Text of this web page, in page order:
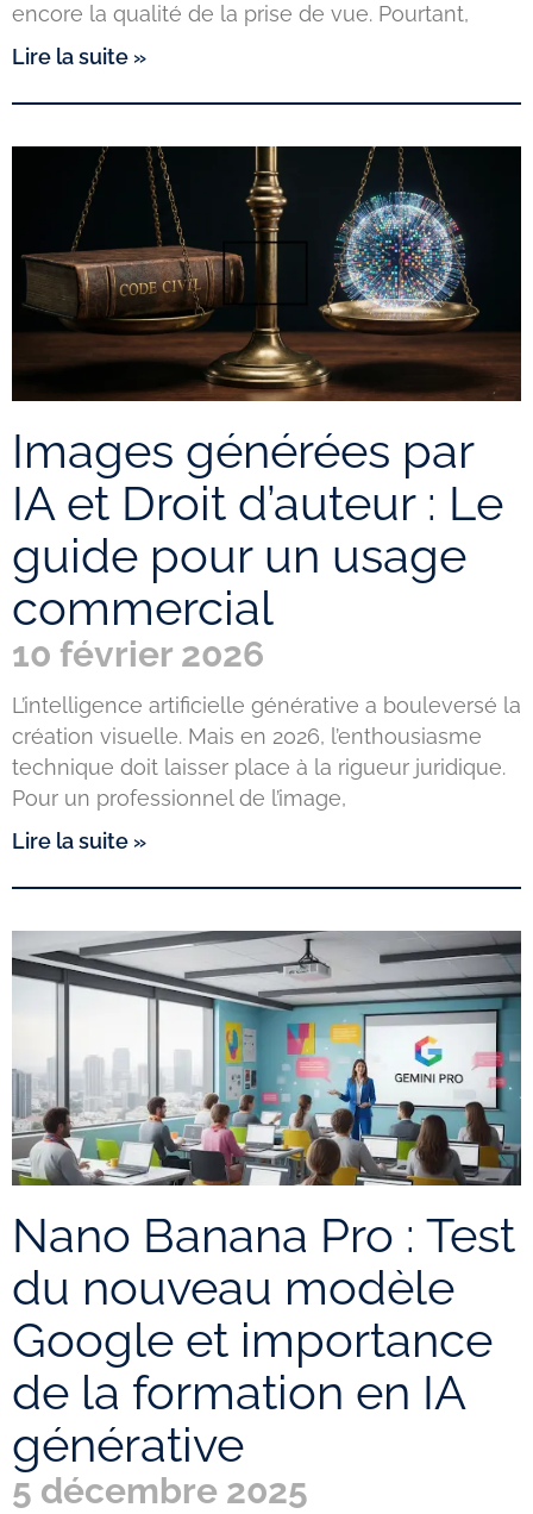
encore la qualité de la prise de vue. Pourtant,
Lire la suite »
Images générées par
IA et Droit d’auteur : Le
guide pour un usage
commercial
10 février 2026
L’intelligence artificielle générative a bouleversé la
création visuelle. Mais en 2026, l’enthousiasme
technique doit laisser place à la rigueur juridique.
Pour un professionnel de l’image,
Lire la suite »
Nano Banana Pro : Test
du nouveau modèle
Google et importance
de la formation en IA
générative
5 décembre 2025